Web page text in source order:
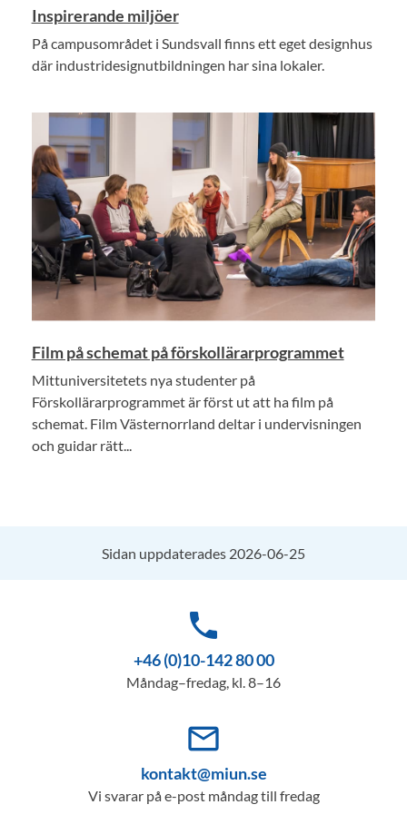
Inspirerande miljöer
På campusområdet i Sundsvall finns ett eget designhus
där industridesignutbildningen har sina lokaler.
Film på schemat på förskollärarprogrammet
Mittuniversitetets nya studenter på
Förskollärarprogrammet är först ut att ha film på
schemat. Film Västernorrland deltar i undervisningen
och guidar rätt...
Sidan uppdaterades 2026-06-25
phone
+46 (0)10-142 80 00
Måndag–fredag, kl. 8–16
mail_outline
kontakt@miun.se
Vi svarar på e-post måndag till fredag